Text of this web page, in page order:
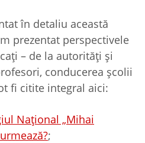
în detaliu această
prezentat perspectivele
– de la autorități și
conducerea școlii
fi citite integral aici:
Național „Mihai
;